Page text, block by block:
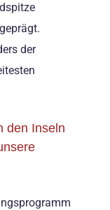
der
den Inseln